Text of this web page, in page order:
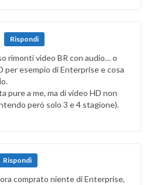
Rispondi
rimonti video BR con audio… o
per esempio di Enterprise e cosa
pure a me, ma di video HD non
però solo 3 e 4 stagione).
Rispondi
comprato niente di Enterprise,